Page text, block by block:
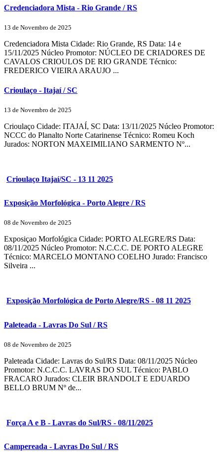
Credenciadora Mista - Rio Grande / RS
13 de Novembro de 2025
Credenciadora Mista Cidade: Rio Grande, RS Data: 14 e
15/11/2025 Núcleo Promotor: NÚCLEO DE CRIADORES DE
CAVALOS CRIOULOS DE RIO GRANDE Técnico:
FREDERICO VIEIRA ARAUJO ...
Crioulaço - Itajaí / SC
13 de Novembro de 2025
Crioulaço Cidade: ITAJAÍ, SC Data: 13/11/2025 Núcleo Promotor:
NCCC do Planalto Norte Catarinense Técnico: Romeu Koch
Jurados: NORTON MAXEIMILIANO SARMENTO Nº...
Crioulaço Itajaí/SC - 13 11 2025
Exposição Morfológica - Porto Alegre / RS
08 de Novembro de 2025
Exposiçao Morfológica Cidade: PORTO ALEGRE/RS Data:
08/11/2025 Núcleo Promotor: N.C.C.C. DE PORTO ALEGRE
Técnico: MARCELO MONTANO COELHO Jurado: Francisco
Silveira ...
Exposição Morfológica de Porto Alegre/RS - 08 11 2025
Paleteada - Lavras Do Sul / RS
08 de Novembro de 2025
Paleteada Cidade: Lavras do Sul/RS Data: 08/11/2025 Núcleo
Promotor: N.C.C.C. LAVRAS DO SUL Técnico: PABLO
FRACARO Jurados: CLEIR BRANDOLT E EDUARDO
BELLO BRUM Nº de...
Força A e B - Lavras do Sul/RS - 08/11/2025
Campereada - Lavras Do Sul / RS